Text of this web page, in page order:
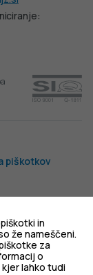
piškotkov
in
že nameščeni.
za
o
kjer lahko tudi